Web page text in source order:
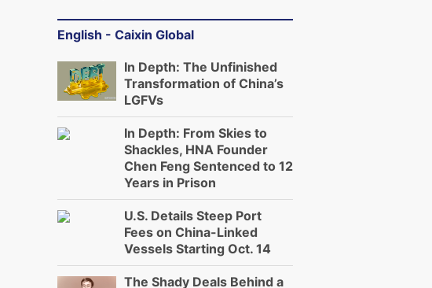
English - Caixin Global
In Depth: The Unfinished
Transformation of China’s
LGFVs
In Depth: From Skies to
Shackles, HNA Founder
Chen Feng Sentenced to 12
Years in Prison
U.S. Details Steep Port
Fees on China-Linked
Vessels Starting Oct. 14
The Shady Deals Behind a